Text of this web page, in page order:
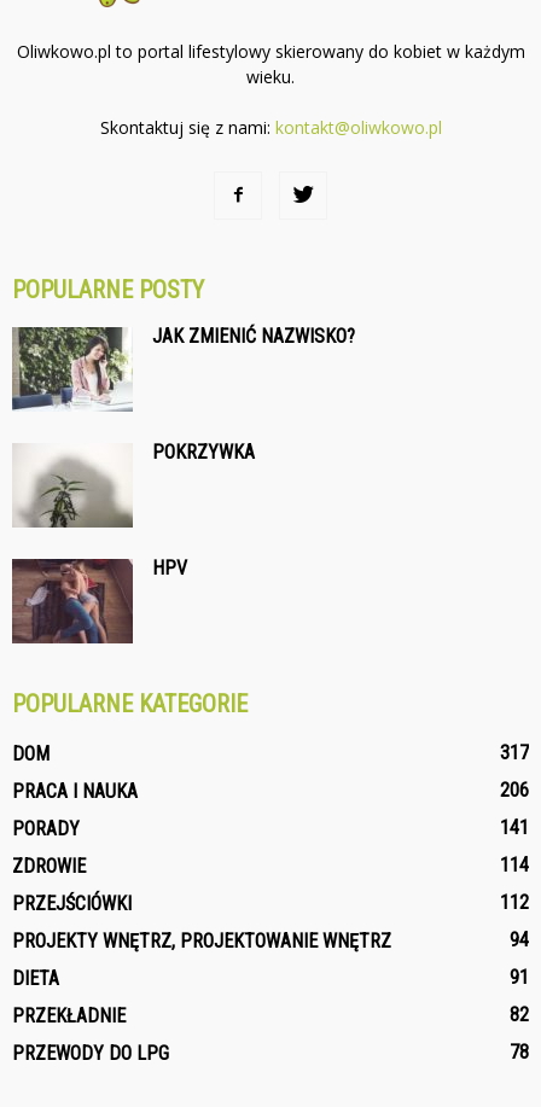
Oliwkowo.pl to portal lifestylowy skierowany do kobiet w każdym
wieku.
Skontaktuj się z nami: kontakt@oliwkowo.pl
POPULARNE POSTY
JAK ZMIENIĆ NAZWISKO?
POKRZYWKA
HPV
POPULARNE KATEGORIE
DOM
317
PRACA I NAUKA
206
PORADY
141
ZDROWIE
114
PRZEJŚCIÓWKI
112
PROJEKTY WNĘTRZ, PROJEKTOWANIE WNĘTRZ
94
DIETA
91
PRZEKŁADNIE
82
PRZEWODY DO LPG
78